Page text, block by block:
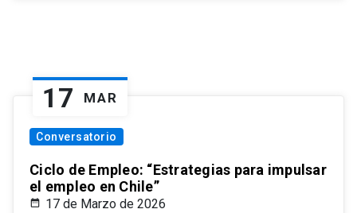
17 MAR
Conversatorio
Ciclo de Empleo: “Estrategias para impulsar
el empleo en Chile”
17 de Marzo de 2026